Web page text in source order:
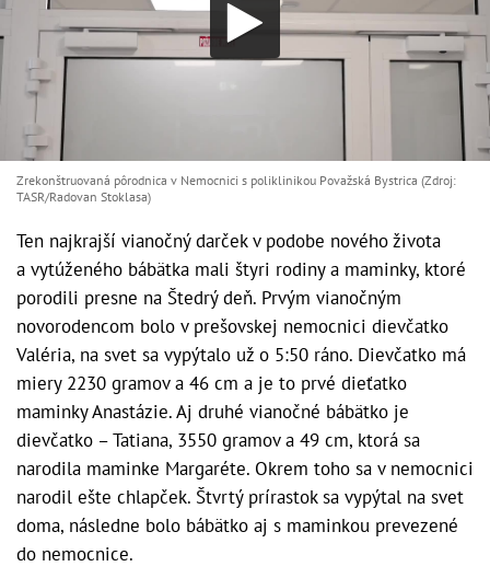
Zrekonštruovaná pôrodnica v Nemocnici s poliklinikou Považská Bystrica (Zdroj:
TASR/Radovan Stoklasa)
Ten najkrajší vianočný darček v podobe nového života
a vytúženého bábätka mali štyri rodiny a maminky, ktoré
porodili presne na Štedrý deň. Prvým vianočným
novorodencom bolo v prešovskej nemocnici dievčatko
Valéria, na svet sa vypýtalo už o 5:50 ráno. Dievčatko má
miery 2230 gramov a 46 cm a je to prvé dieťatko
maminky Anastázie. Aj druhé vianočné bábätko je
dievčatko – Tatiana, 3550 gramov a 49 cm, ktorá sa
narodila maminke Margaréte. Okrem toho sa v nemocnici
narodil ešte chlapček. Štvrtý prírastok sa vypýtal na svet
doma, následne bolo bábätko aj s maminkou prevezené
do nemocnice.